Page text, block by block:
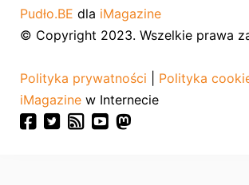
Pudło.BE dla iMagazine
© Copyright 2023. Wszelkie prawa
Polityka prywatności
Polityka
iMagazine w Internecie